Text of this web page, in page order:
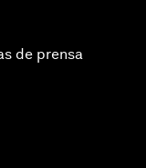
de prensa